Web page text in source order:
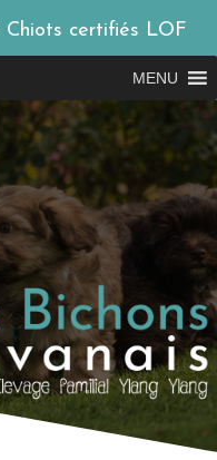
Chiots certifiés LOF
MENU